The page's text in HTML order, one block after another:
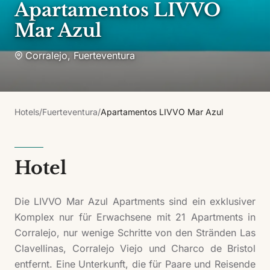
Apartamentos LIVVO
Mar Azul
Corralejo,Fuerteventura
Hotels/Fuerteventura/Apartamentos LIVVO Mar Azul
Hotel
Die LIVVO Mar Azul Apartments sind ein exklusiver
Komplex nur für Erwachsene mit 21 Apartments in
Corralejo, nur wenige Schritte von den Stränden Las
Clavellinas, Corralejo Viejo und Charco de Bristol
entfernt. Eine Unterkunft, die für Paare und Reisende